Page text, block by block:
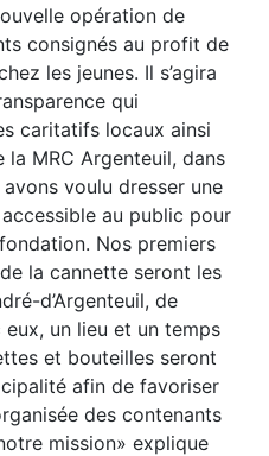
opération de
consignés au profit de
les jeunes. Il s’agira
qui
caritatifs locaux ainsi
MRC Argenteuil, dans
voulu dresser une
au public pour
Nos premiers
la cannette seront les
d’Argenteuil, de
un lieu et un temps
et bouteilles seront
afin de favoriser
des contenants
mission» explique